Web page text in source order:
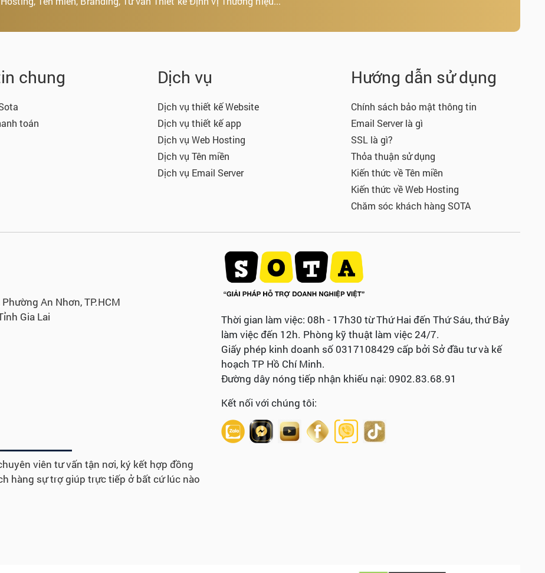
chung
toán
Dịch vụ
Dịch vụ thiết kế Website
Dịch vụ thiết kế app
Dịch vụ Web Hosting
Dịch vụ Tên miền
Dịch vụ Email Server
Hướng dẫn sử dụng
Chính sách bảo mật thông tin
Email Server là gì
SSL là gì?
Thỏa thuận sử dụng
Kiến thức về Tên miền
Kiến thức về Web Hosting
Chăm sóc khách hàng SOTA
An Nhơn, TP.HCM
Gia Lai
viên tư vấn tận nơi, ký kết hợp đồng
hàng sự trợ giúp trực tiếp ở bất cứ lúc nào
Thời gian làm việc: 08h - 17h30 từ Thứ Hai đến Thứ Sáu, thứ Bảy
làm việc đến 12h. Phòng kỹ thuật làm việc 24/7.
Giấy phép kinh doanh số 0317108429 cấp bởi Sở đầu tư và kế
hoạch TP Hồ Chí Minh.
Đường dây nóng tiếp nhận khiếu nại: 0902.83.68.91
Kết nối với chúng tôi: